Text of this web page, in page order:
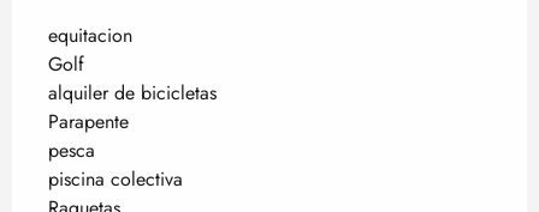
equitacion
Golf
alquiler de bicicletas
Parapente
pesca
piscina colectiva